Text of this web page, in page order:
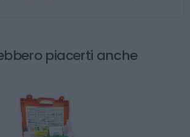
piacerti anche